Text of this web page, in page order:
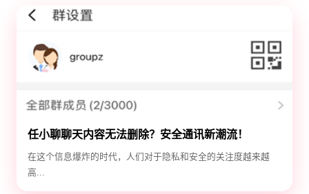
任小聊聊天内容无法删除？安全通讯新潮流！
在这个信息爆炸的时代，人们对于隐私和安全的关注度越来越
高...